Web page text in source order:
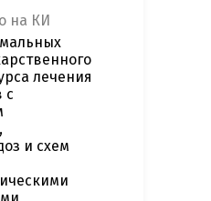
на КИ
лечения
с
и схем